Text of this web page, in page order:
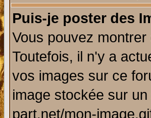
Puis-je poster des
Vous pouvez
Toutefois, il n'y a
vos images sur ce
image stockée sur
part.net/mon-